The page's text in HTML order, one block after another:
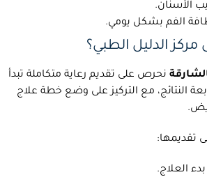
الأسنان.
الفم بشكل يومي.
مركز الدليل الطبي؟
نحرص على تقديم رعاية متكاملة تبدأ
النتائج، مع التركيز على وضع خطة علاج
تقديمها:
العلاج.